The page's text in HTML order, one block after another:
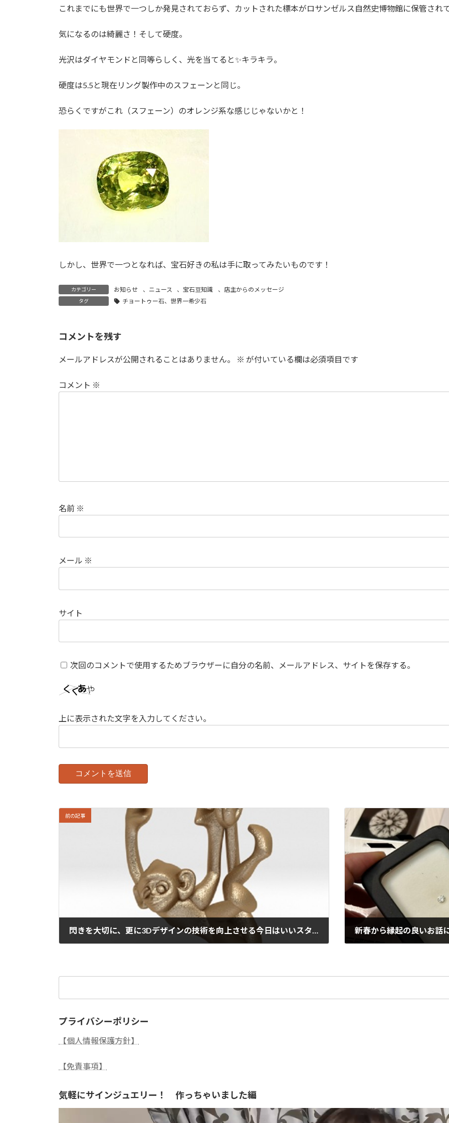
これまでにも世界で一つしか発見されておらず、カットされた標本がロサンゼルス自然史博物館に保管され
気になるのは綺麗さ！そして硬度。
光沢はダイヤモンドと同等らしく、光を当てると✨キラキラ。
硬度は5.5と現在リング製作中のスフェーンと同じ。
恐らくですがこれ（スフェーン）のオレンジ系な感じじゃないかと！
しかし、世界で一つとなれば、宝石好きの私は手に取ってみたいものです！
カテゴリー お知らせ 、 ニュース 、 宝石豆知識 、 店主からのメッセージ
タグ チョートゥー石、世界一希少石
コメントを残す
メールアドレスが公開されることはありません。 ※ が付いている欄は必須項目です
コメント ※
名前 ※
メール ※
サイト
次回のコメントで使用するためブラウザーに自分の名前、メールアドレス、サイトを保存する。
上に表示された文字を入力してください。
前の記事
プライバシーポリシー
【個人情報保護方針】
【免責事項】
気軽にサインジュエリー！ 作っちゃいました編